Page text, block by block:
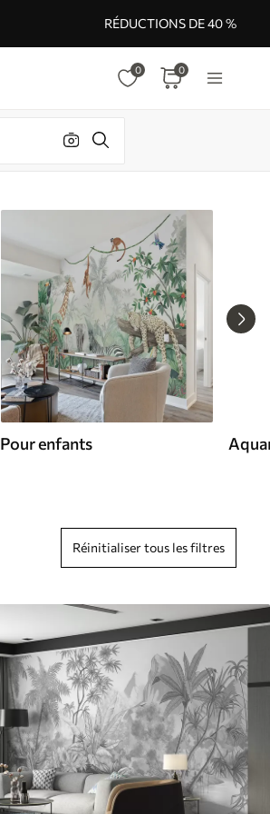
RÉDUCTIONS DE 40 %
0 0
Pour enfants
Réinitialiser tous les filtres